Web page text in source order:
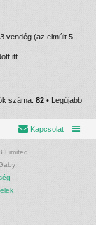
vendég (az elmúlt 5
itt.
száma: 82 • Legújabb
Kapcsolat
Limited